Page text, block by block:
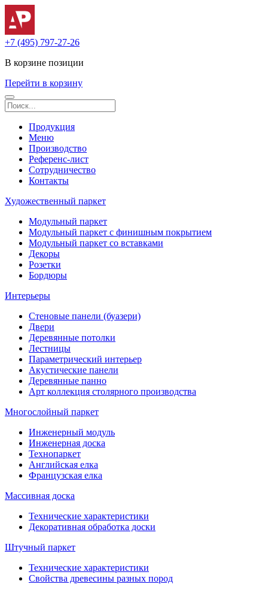
+7 (495) 797-27-26
В корзине позиции
Перейти в корзину
Продукция
Меню
Производство
Референс-лист
Сотрудничество
Контакты
Художественный паркет
Модульный паркет
Модульный паркет с финишным покрытием
Модульный паркет со вставками
Декоры
Розетки
Бордюры
Интерьеры
Стеновые панели (буазери)
Двери
Деревянные потолки
Лестницы
Параметрический интерьер
Акустические панели
Деревянные панно
Арт коллекция столярного производства
Многослойный паркет
Инженерный модуль
Инженерная доска
Технопаркет
Английская елка
Французская елка
Массивная доска
Технические характеристики
Декоративная обработка доски
Штучный паркет
Технические характеристики
Свойства древесины разных пород